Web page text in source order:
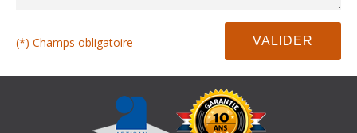
(*) Champs obligatoire